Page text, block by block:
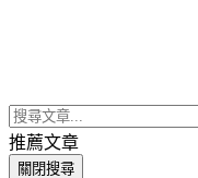
推薦文章
關閉搜尋